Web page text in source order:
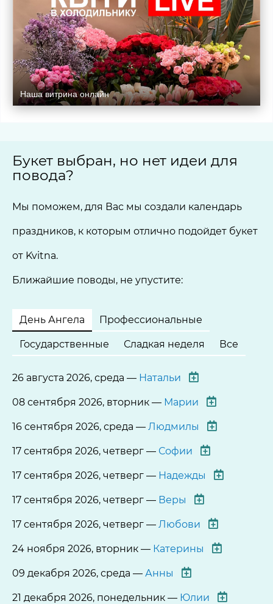
Наша витрина онлайн
Букет выбран, но нет идеи для
повода?
Мы поможем, для Вас мы создали календарь
праздников, к которым отлично подойдет букет
от Kvitna.
Ближайшие поводы, не упустите:
День Ангела Профессиональные
Государственные Сладкая неделя Все
26 августа 2026, среда — Натальи
08 сентября 2026, вторник — Марии
16 сентября 2026, среда — Людмилы
17 сентября 2026, четверг — Софии
17 сентября 2026, четверг — Надежды
17 сентября 2026, четверг — Веры
17 сентября 2026, четверг — Любови
24 ноября 2026, вторник — Катерины
09 декабря 2026, среда — Анны
21 декабря 2026, понедельник — Юлии